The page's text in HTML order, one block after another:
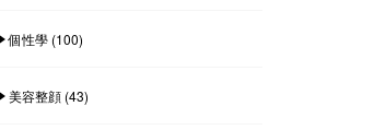
個性學(100)
美容整顔(43)